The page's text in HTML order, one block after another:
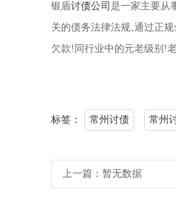
银盾讨债公司是一家主要从
关的债务法律法规,通过正
欠款!同行业中的元老级别!
标签： 常州讨债 常州
上一篇： 暂无数据